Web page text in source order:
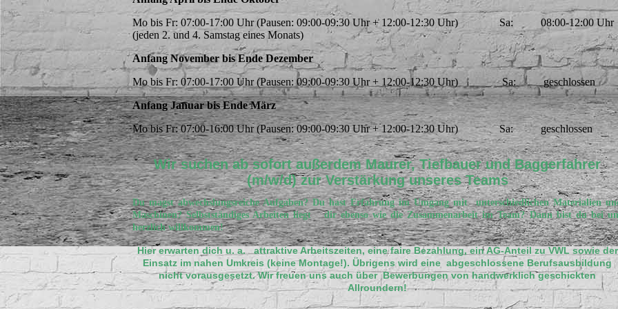
Mo bis Fr: 07:00-17:00 Uhr (Pausen: 09:00-09:30 Uhr + 12:00-12:30 Uhr)Sa: 08:00-12:00 Uhr
(jeden 2. und 4. Samstag eines Monats)
Anfang November bis Ende Dezember
Mo bis Fr: 07:00-17:00 Uhr (Pausen: 09:00-09:30 Uhr + 12:00-12:30 Uhr)Sa: geschlossen
Anfang Januar bis Ende März
Mo bis Fr: 07:00-16:00 Uhr (Pausen: 09:00-09:30 Uhr + 12:00-12:30 Uhr)Sa: geschlossen
Wir suchen ab sofort außerdemMaurer, Tiefbauer und Baggerfahrer
(m/w/d)zur Verstärkung unseres Teams
Du magst abwechslungsreiche Aufgaben? Du hast Erfahrung im Umgang mit unterschiedlichen Materialien
Maschinen? Selbstständiges Arbeiten liegt dir ebenso wie die Zusammenarbeit im Team? Dann bist du bei
herzlich willkommen!
Hier erwarten dich u. a. attraktive Arbeitszeiten, eine faire Bezahlung, ein AG-Anteil zu VWL sowie der
Einsatz im nahen Umkreis (keine Montage!). Übrigens wird eine abgeschlossene Berufsausbildung
nicht vorausgesetzt. Wir freuen uns auch über Bewerbungen von handwerklich geschickten
Allroundern!